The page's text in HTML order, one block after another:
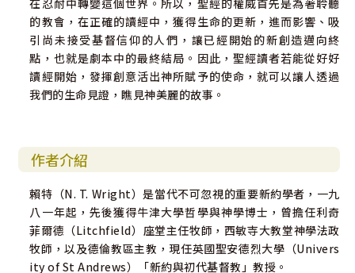
在忍耐中轉變這個世界。所以，聖經的權威首先是為著聆聽
的教會，在正確的讀經中，獲得生命的更新，進而影響、吸
引尚未接受基督信仰的人們，讓已經開始的新創造邁向終
點，也就是劇本中的最終結局。因此，聖經讀者若能從好好
讀經開始，發揮創意活出神所賦予的使命，就可以讓人透過
我們的生命見證，瞧見神美麗的故事。
作者介紹
賴特（N. T. Wright）是當代不可忽視的重要新約學者，一九
八一年起，先後獲得牛津大學哲學與神學博士，曾擔任利奇
菲爾德（Litchfield）座堂主任牧師，西敏寺大教堂神學法政
牧師，以及德倫教區主教，現任英國聖安德烈大學（Univers
ity of St Andrews）「新約與初代基督教」教授。